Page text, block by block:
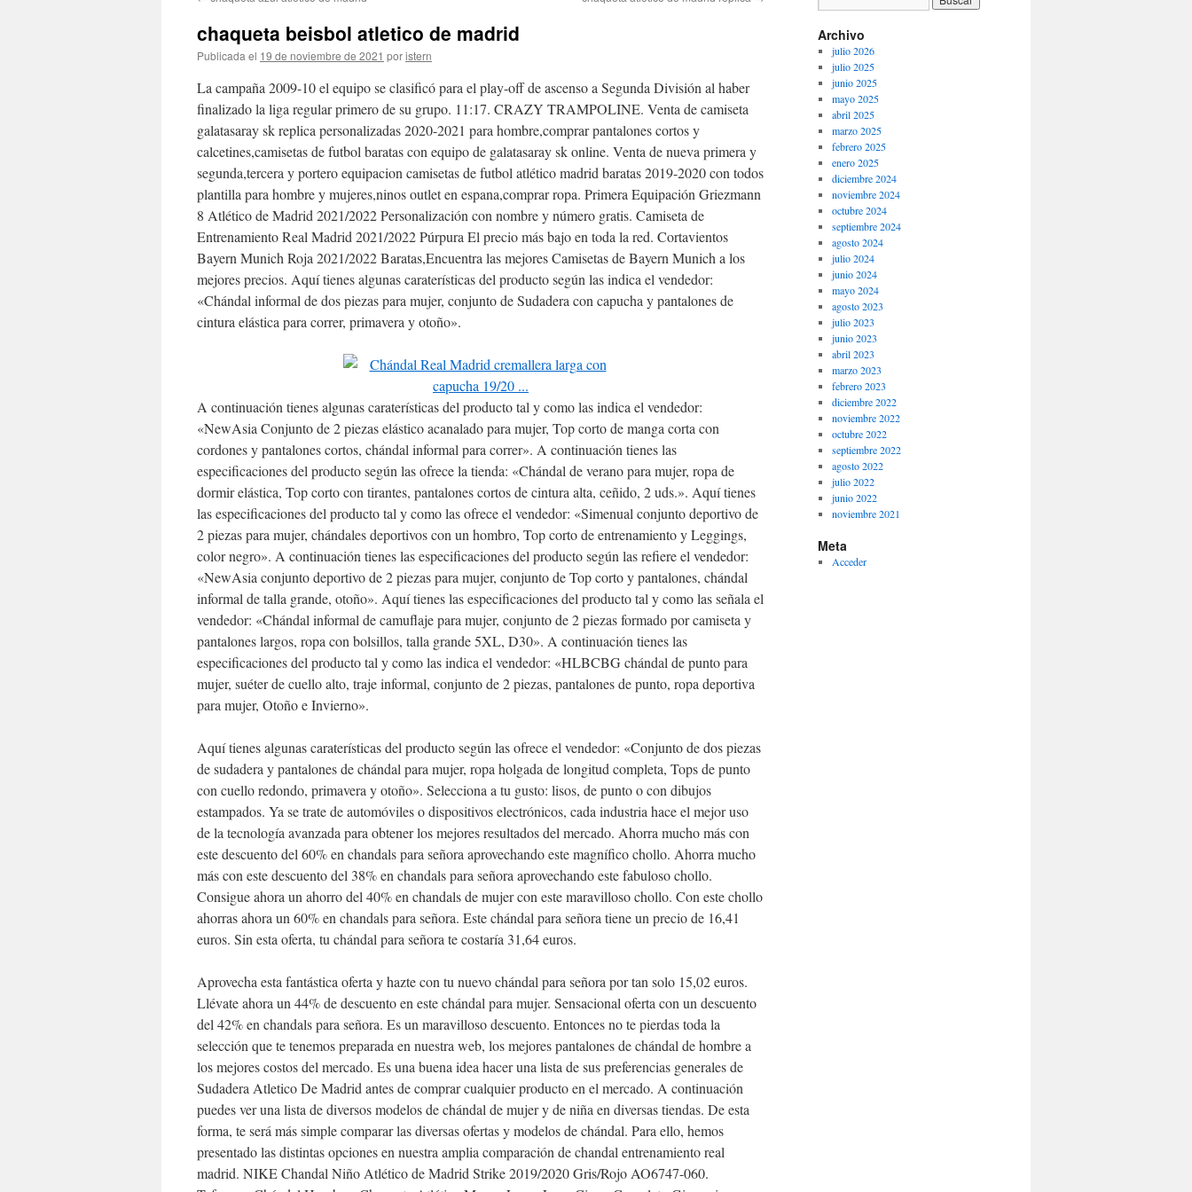
contenido
chaqueta beisbol atletico de madrid
Publicada el 19 de noviembre de 2021 poristern
La campaña 2009-10 el equipo se clasificó para el play-off de ascenso a Segunda División al haber
finalizado la liga regular primero de su grupo. 11:17. CRAZY TRAMPOLINE. Venta de camiseta
galatasaray sk replica personalizadas 2020-2021 para hombre,comprar pantalones cortos y
calcetines,camisetas de futbol baratas con equipo de galatasaray sk online. Venta de nueva primera y
segunda,tercera y portero equipacion camisetas de futbol atlético madrid baratas 2019-2020 con todos
plantilla para hombre y mujeres,ninos outlet en espana,comprar ropa. Primera Equipación Griezmann
8 Atlético de Madrid 2021/2022 Personalización con nombre y número gratis. Camiseta de
Entrenamiento Real Madrid 2021/2022 Púrpura El precio más bajo en toda la red. Cortavientos
Bayern Munich Roja 2021/2022 Baratas,Encuentra las mejores Camisetas de Bayern Munich a los
mejores precios. Aquí tienes algunas caraterísticas del producto según las indica el vendedor:
«Chándal informal de dos piezas para mujer, conjunto de Sudadera con capucha y pantalones de
cintura elástica para correr, primavera y otoño».
A continuación tienes algunas caraterísticas del producto tal y como las indica el vendedor:
«NewAsia Conjunto de 2 piezas elástico acanalado para mujer, Top corto de manga corta con
cordones y pantalones cortos, chándal informal para correr». A continuación tienes las
especificaciones del producto según las ofrece la tienda: «Chándal de verano para mujer, ropa de
dormir elástica, Top corto con tirantes, pantalones cortos de cintura alta, ceñido, 2 uds.». Aquí tienes
las especificaciones del producto tal y como las ofrece el vendedor: «Simenual conjunto deportivo de
2 piezas para mujer, chándales deportivos con un hombro, Top corto de entrenamiento y Leggings,
color negro». A continuación tienes las especificaciones del producto según las refiere el vendedor:
«NewAsia conjunto deportivo de 2 piezas para mujer, conjunto de Top corto y pantalones, chándal
informal de talla grande, otoño». Aquí tienes las especificaciones del producto tal y como las señala el
vendedor: «Chándal informal de camuflaje para mujer, conjunto de 2 piezas formado por camiseta y
pantalones largos, ropa con bolsillos, talla grande 5XL, D30». A continuación tienes las
especificaciones del producto tal y como las indica el vendedor: «HLBCBG chándal de punto para
mujer, suéter de cuello alto, traje informal, conjunto de 2 piezas, pantalones de punto, ropa deportiva
para mujer, Otoño e Invierno».
Aquí tienes algunas caraterísticas del producto según las ofrece el vendedor: «Conjunto de dos piezas
de sudadera y pantalones de chándal para mujer, ropa holgada de longitud completa, Tops de punto
con cuello redondo, primavera y otoño». Selecciona a tu gusto: lisos, de punto o con dibujos
estampados. Ya se trate de automóviles o dispositivos electrónicos, cada industria hace el mejor uso
de la tecnología avanzada para obtener los mejores resultados del mercado. Ahorra mucho más con
este descuento del 60% en chandals para señora aprovechando este magnífico chollo. Ahorra mucho
más con este descuento del 38% en chandals para señora aprovechando este fabuloso chollo.
Consigue ahora un ahorro del 40% en chandals de mujer con este maravilloso chollo. Con este chollo
ahorras ahora un 60% en chandals para señora. Este chándal para señora tiene un precio de 16,41
euros. Sin esta oferta, tu chándal para señora te costaría 31,64 euros.
Aprovecha esta fantástica oferta y hazte con tu nuevo chándal para señora por tan solo 15,02 euros.
Llévate ahora un 44% de descuento en este chándal para mujer. Sensacional oferta con un descuento
del 42% en chandals para señora. Es un maravilloso descuento. Entonces no te pierdas toda la
selección que te tenemos preparada en nuestra web, los mejores pantalones de chándal de hombre a
los mejores costos del mercado. Es una buena idea hacer una lista de sus preferencias generales de
Sudadera Atletico De Madrid antes de comprar cualquier producto en el mercado. A continuación
puedes ver una lista de diversos modelos de chándal de mujer y de niña en diversas tiendas. De esta
forma, te será más simple comparar las diversas ofertas y modelos de chándal. Para ello, hemos
presentado las distintas opciones en nuestra amplia comparación de chandal entrenamiento real
madrid. NIKE Chandal Niño Atlético de Madrid Strike 2019/2020 Gris/Rojo AO6747-060.
Archivo
julio 2026
julio 2025
junio 2025
mayo 2025
abril 2025
marzo 2025
febrero 2025
enero 2025
diciembre 2024
noviembre 2024
octubre 2024
septiembre 2024
agosto 2024
julio 2024
junio 2024
mayo 2024
agosto 2023
julio 2023
junio 2023
abril 2023
marzo 2023
febrero 2023
diciembre 2022
noviembre 2022
octubre 2022
septiembre 2022
agosto 2022
julio 2022
junio 2022
noviembre 2021
Meta
Acceder